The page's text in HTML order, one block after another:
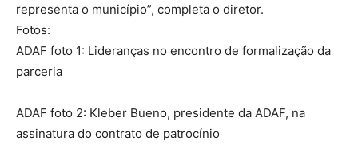
representa o município”, completa o diretor.
Fotos:
ADAF foto 1: Lideranças no encontro de formalização da
parceria
ADAF foto 2: Kleber Bueno, presidente da ADAF, na
assinatura do contrato de patrocínio